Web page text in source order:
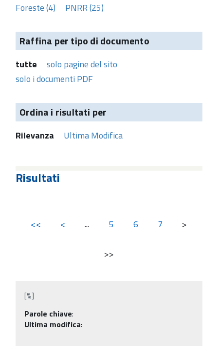
Foreste (4)
PNRR (25)
Raffina per tipo di documento
tutte
solo pagine del sito
solo i documenti PDF
Ordina i risultati per
Rilevanza Ultima Modifica
Risultati
<< < ... 5 6 7 >
>>
[%]
Parole chiave:
Ultima modifica: